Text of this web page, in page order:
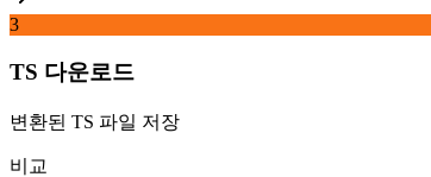
3
TS 다운로드
변환된 TS 파일 저장
비교